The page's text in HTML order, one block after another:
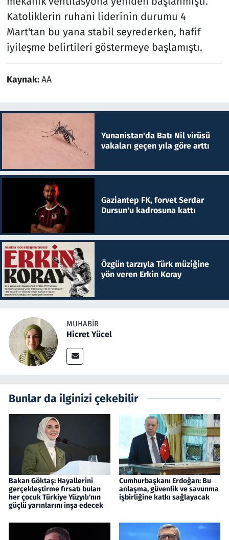
Katoliklerin ruhani liderinin durumu 4
Mart'tan bu yana stabil seyrederken, hafif
iyileşme belirtileri göstermeye başlamıştı.
Kaynak:AA
Yunanistan'da Batı Nil virüsü
vakaları geçen yıla göre arttı
Gaziantep FK, forvet Serdar
Dursun'u kadrosuna kattı
Özgün tarzıyla Türk müziğine
yön veren Erkin Koray
MUHABIR
Hicret Yücel
Bunlar da ilginizi çekebilir
Bakan Göktaş: Hayallerini
gerçekleştirme fırsatı bulan
her çocuk Türkiye Yüzyılı'nın
güçlü yarınlarını inşa edecek
Cumhurbaşkanı Erdoğan: Bu
anlaşma, güvenlik ve savunma
işbirliğine katkı sağlayacak